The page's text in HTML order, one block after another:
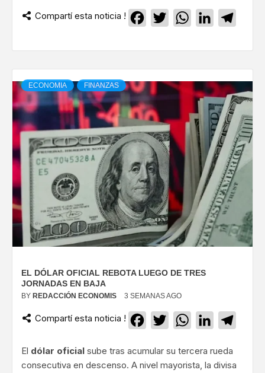
Compartí esta noticia ! Facebook
TwitterWhatsApp
LinkedIn
ECONOMIA FINANZAS
EL DÓLAR OFICIAL REBOTA LUEGO DE TRES
JORNADAS EN BAJA
BY REDACCIÓN ECONOMIS 3 SEMANAS AGO
Compartí esta noticia ! Facebook
TwitterWhatsApp
LinkedIn
El dólar oficial sube tras acumular su tercera rueda
consecutiva en descenso. A nivel mayorista, la divisa